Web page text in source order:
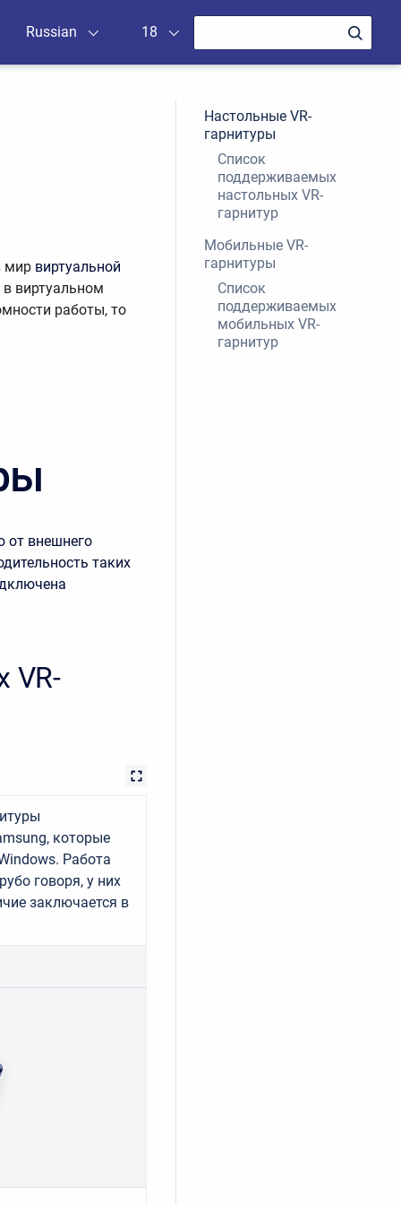
Russian 18
мир виртуальной
виртуальном
работы, то
от внешнего
таких
VR-
которые
Работа
говоря, у них
заключается в
Настольные VR-
гарнитуры
Список
поддерживаемых
настольных VR-
гарнитур
Мобильные VR-
гарнитуры
Список
поддерживаемых
мобильных VR-
гарнитур